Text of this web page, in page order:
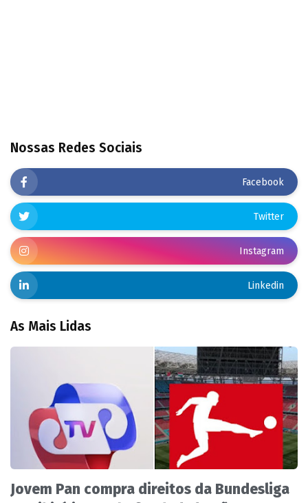
Nossas Redes Sociais
Facebook
Twitter
Instagram
Linkedin
As Mais Lidas
Jovem Pan compra direitos da Bundesliga